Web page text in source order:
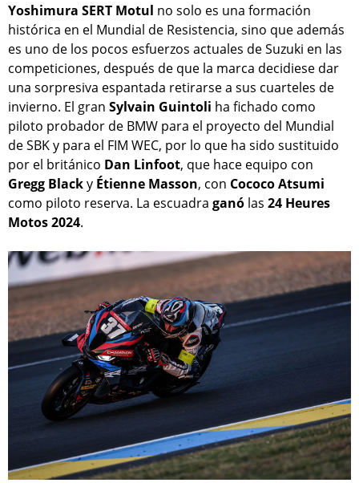
Yoshimura SERT Motul no solo es una formación
histórica en el Mundial de Resistencia, sino que además
es uno de los pocos esfuerzos actuales de Suzuki en las
competiciones, después de que la marca decidiese dar
una sorpresiva espantada retirarse a sus cuarteles de
invierno. El gran Sylvain Guintoli ha fichado como
piloto probador de BMW para el proyecto del Mundial
de SBK y para el FIM WEC, por lo que ha sido sustituido
por el británico Dan Linfoot, que hace equipo con
Gregg Blacky Étienne Masson, con Cococo Atsumi
como piloto reserva. La escuadra ganó las 24 Heures
Motos 2024.